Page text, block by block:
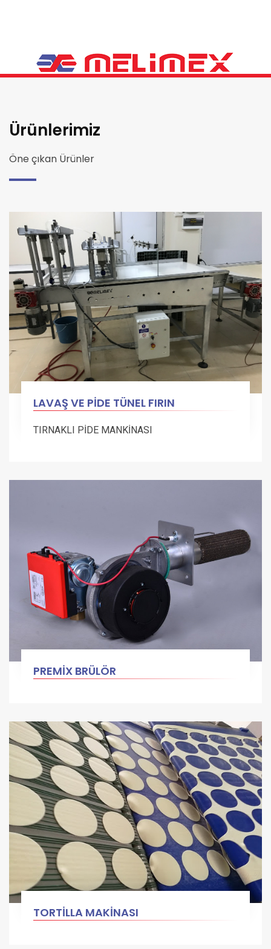
Ürünlerimiz
Öne çıkan Ürünler
LAVAŞ VE PİDE TÜNEL FIRIN
TIRNAKLI PİDE MANKİNASI
PREMİX BRÜLÖR
TORTİLLA MAKİNASI